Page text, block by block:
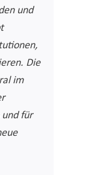
und
Die
im
und für